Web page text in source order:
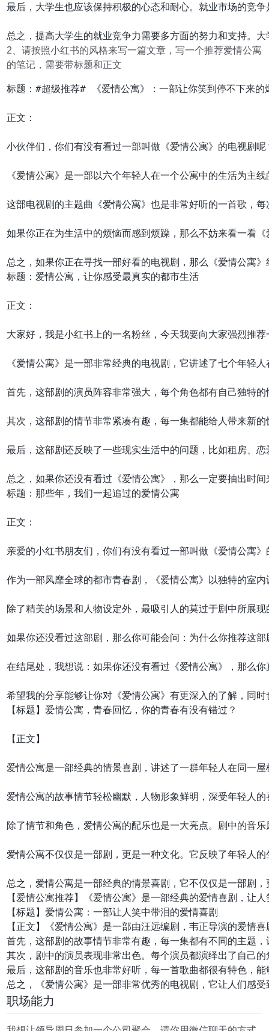
最后，大学生也应该保持积极的心态和耐心。就业市场的竞
2、请按照小红书的风格来写一篇文章，写一个推荐爱情公寓
的笔记，需要带标题和正文
标题：#超级推荐# 《爱情公寓》：一部让你笑到停不下来的
正文：
小伙伴们，你们有没有看过一部叫做《爱情公寓》的电视剧
《爱情公寓》是一部以六个年轻人在一个公寓中的生活为主
这部电视剧的主题曲《爱情公寓》也是非常好听的一首歌，
如果你正在为生活中的烦恼而感到烦躁，那么不妨来看一看
标题：爱情公寓，让你感受最真实的都市生活
正文：
大家好，我是小红书上的一名粉丝，今天我要向大家强烈推
《爱情公寓》是一部非常经典的电视剧，它讲述了七个年轻
首先，这部剧的演员阵容非常强大，每个角色都有自己独特
其次，这部剧的情节非常紧凑有趣，每一集都能给人带来新
最后，这部剧还反映了一些现实生活中的问题，比如租房、
标题：那些年，我们一起追过的爱情公寓
正文：
亲爱的小红书朋友们，你们有没有看过一部叫做《爱情公寓
作为一部风靡全球的都市青春剧，《爱情公寓》以独特的室
除了精美的场景和人物设定外，最吸引人的莫过于剧中所展
如果你还没看过这部剧，那么你可能会问：为什么你推荐这
在结尾处，我想说：如果你还没有看过《爱情公寓》，那么
【标题】爱情公寓，青春回忆，你的青春有没有错过？
【正文】
爱情公寓是一部经典的情景喜剧，讲述了一群年轻人在同一
爱情公寓的故事情节轻松幽默，人物形象鲜明，深受年轻人
除了情节和角色，爱情公寓的配乐也是一大亮点。剧中的音
爱情公寓不仅仅是一部剧，更是一种文化。它反映了年轻人
【爱情公寓推荐】《爱情公寓》是一部经典的爱情喜剧，让
【标题】爱情公寓：一部让人笑中带泪的爱情喜剧
【正文】《爱情公寓》是一部由汪远编剧，韦正导演的爱
首先，这部剧的故事情节非常有趣，每一集都有不同的主题
其次，剧中的演员表现非常出色。每个演员都演绎出了自己
最后，这部剧的音乐也非常好听，每一首歌曲都很有特色，
职场能力